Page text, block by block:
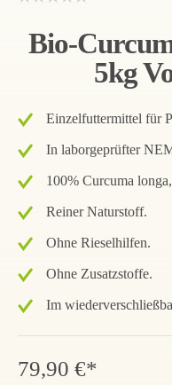
Bio-
5kg
Einzelfuttermittel für
In laborgeprüfter
100% Curcuma
Reiner Naturstoff.
Ohne Rieselhilfen.
Ohne Zusatzstoffe.
Im
79,90 €*